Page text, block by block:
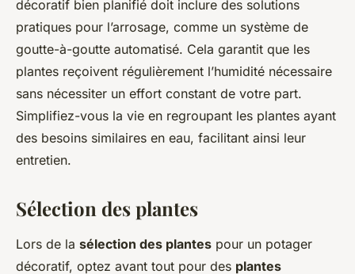
décoratif bien planifié doit inclure des solutions
pratiques pour l’arrosage, comme un système de
goutte-à-goutte automatisé. Cela garantit que les
plantes reçoivent régulièrement l’humidité nécessaire
sans nécessiter un effort constant de votre part.
Simplifiez-vous la vie en regroupant les plantes ayant
des besoins similaires en eau, facilitant ainsi leur
entretien.
Sélection des plantes
Lors de la sélection des plantes pour un potager
décoratif, optez avant tout pour des plantes